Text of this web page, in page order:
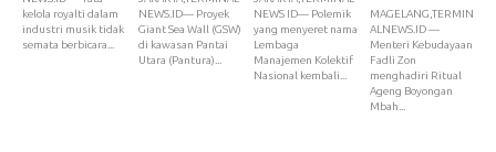
kelola royalti dalam
industri musik tidak
semata berbicara...
NEWS.ID— Proyek
Giant Sea Wall (GSW)
di kawasan Pantai
Utara (Pantura)...
NEWS ID— Polemik
yang menyeret nama
Lembaga
Manajemen Kolektif
Nasional kembali...
MAGELANG,TERMIN
ALNEWS.ID —
Menteri Kebudayaan
Fadli Zon
menghadiri Ritual
Ageng Boyongan
Mbah...